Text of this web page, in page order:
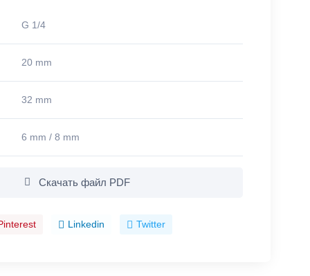
G 1/4
20 mm
32 mm
6 mm / 8 mm
Скачать файл PDF
Linkedin Twitter